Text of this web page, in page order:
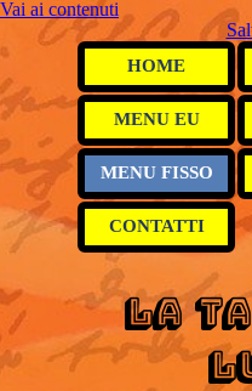
Vai ai contenuti
LA
HOME
MENU EU
MENU FISSO
CONTATTI